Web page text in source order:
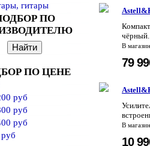
гитары
ПО
ПО ЦЕНЕ
руб
руб
руб
чёрный.
В
79
В
10